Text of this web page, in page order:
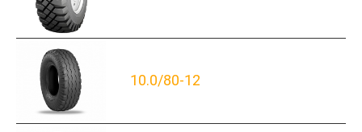
10.0/80-12